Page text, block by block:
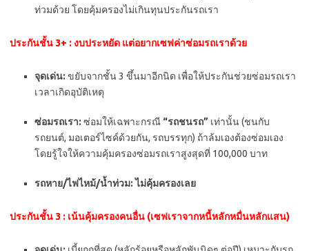
ท่วมด้วย โดยคุ้มครองไม่เกินทุนประกันรถเรา
ประกันชั้น 3+ : งบประหยัด แต่อยากเซฟค่าซ่อมรถเราด้วย
จุดเด่น: ขยับจากชั้น 3 ขึ้นมาอีกนิด เพื่อให้ประกันช่วยซ่อมรถเรา
เวลาเกิดอุบัติเหตุ
ซ่อมรถเรา: ซ่อมให้เฉพาะกรณี “รถชนรถ” เท่านั้น (ชนกับ
รถยนต์, มอเตอร์ไซค์ด้วยกัน, รถบรรทุก) ถ้าล้มเองต้องซ่อมเอง
โดยรู้ใจให้ความคุ้มครองซ่อมรถเราสูงสุดที่ 100,000 บาท
รถหาย/ไฟไหม้/น้ำท่วม: ไม่คุ้มครองเลย
ประกันชั้น 3 : เน้นคุ้มครองคนอื่น (เซฟเราจากหนี้หลักหมื่นหลักแสน)